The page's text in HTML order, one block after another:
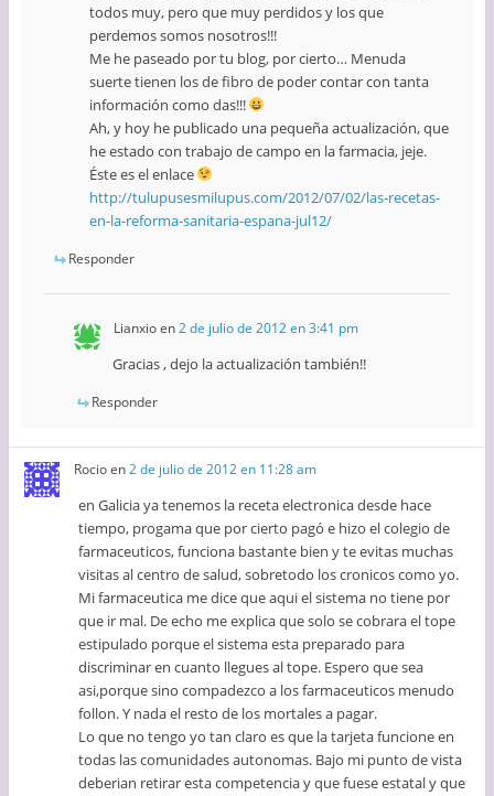
todos muy, pero que muy perdidos y los que
perdemos somos nosotros!!!
Me he paseado por tu blog, por cierto… Menuda
suerte tienen los de fibro de poder contar con tanta
información como das!!!
Ah, y hoy he publicado una pequeña actualización, que
he estado con trabajo de campo en la farmacia, jeje.
Éste es el enlace
http://tulupusesmilupus.com/2012/07/02/las-recetas-
en-la-reforma-sanitaria-espana-jul12/
Responder
Lianxioen2 de julio de 2012 en 3:41 pm
Gracias , dejo la actualización también!!
Responder
Rocioen2 de julio de 2012 en 11:28 am
en Galicia ya tenemos la receta electronica desde hace
tiempo, progama que por cierto pagó e hizo el colegio de
farmaceuticos, funciona bastante bien y te evitas muchas
visitas al centro de salud, sobretodo los cronicos como yo.
Mi farmaceutica me dice que aqui el sistema no tiene por
que ir mal. De echo me explica que solo se cobrara el tope
estipulado porque el sistema esta preparado para
discriminar en cuanto llegues al tope. Espero que sea
asi,porque sino compadezco a los farmaceuticos menudo
follon. Y nada el resto de los mortales a pagar.
Lo que no tengo yo tan claro es que la tarjeta funcione en
todas las comunidades autonomas. Bajo mi punto de vista
deberian retirar esta competencia y que fuese estatal y que